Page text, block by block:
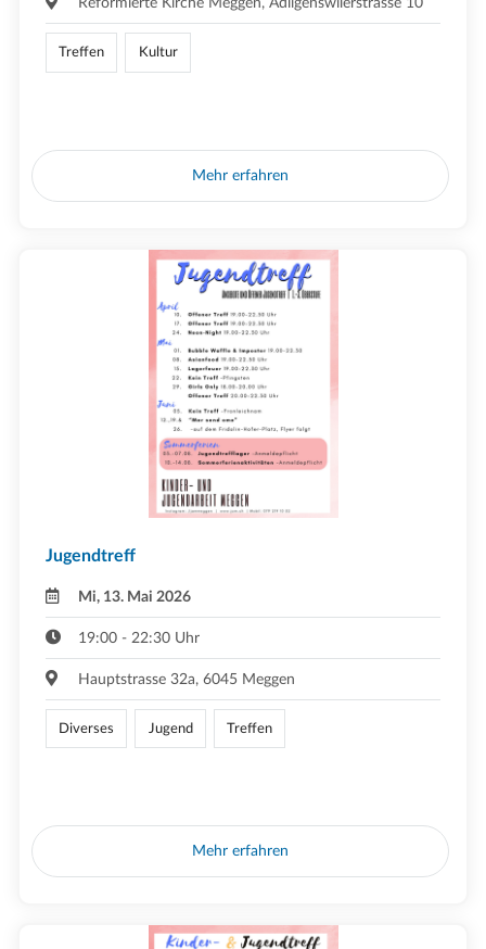
Treffen Kultur
Mehr erfahren
Jugendtreff
Mi, 13. Mai 2026
19:00 - 22:30 Uhr
Hauptstrasse 32a, 6045 Meggen
Diverses Jugend Treffen
Mehr erfahren